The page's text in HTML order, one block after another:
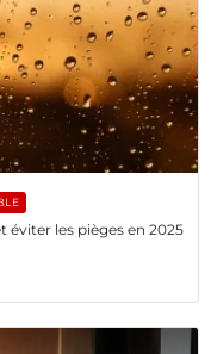
les pièges en 2025